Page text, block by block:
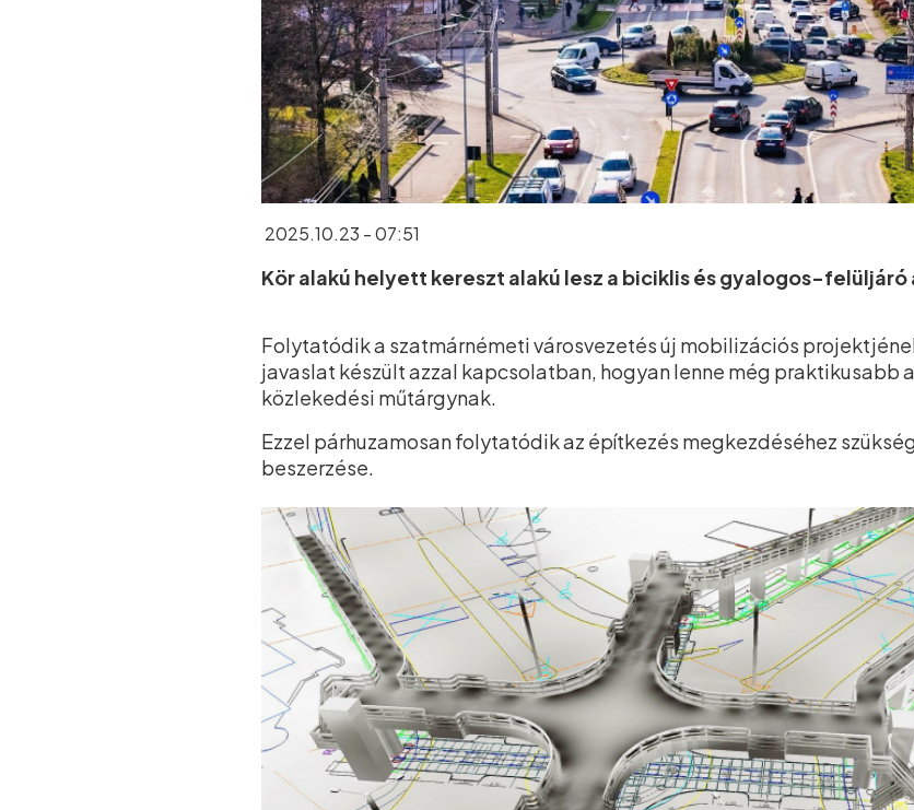
2025.10.23 - 07:51
Kör alakú helyett kereszt alakú lesz a biciklis és gyalogos-
Folytatódik a szatmárnémeti városvezetés új mobilizációs
javaslat készült azzal kapcsolatban, hogyan lenne még praktikusabb
közlekedési műtárgynak.
Ezzel párhuzamosan folytatódik az építkezés megkezdéséhez
beszerzése.